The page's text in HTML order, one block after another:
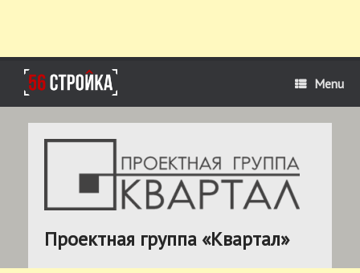
Menu
Проектная группа «Квартал»